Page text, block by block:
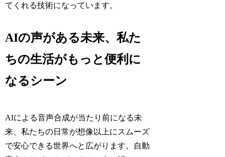
てくれる技術になっています。
AIの声がある未来、私た
ちの生活がもっと便利に
なるシーン
AIによる音声合成が当たり前になる未
来、私たちの日常が想像以上にスムーズ
で安心できる世界へと広がります。自動